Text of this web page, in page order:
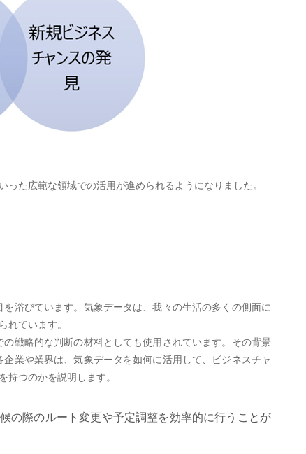
た広範な領域での活用が進められるようになりました。
浴びています。気象データは、我々の生活の多くの側面に
ています。
戦略的な判断の材料としても使用されています。その背景
業や業界は、気象データを如何に活用して、ビジネスチャ
つのかを説明します。
の際のルート変更や予定調整を効率的に行うことが